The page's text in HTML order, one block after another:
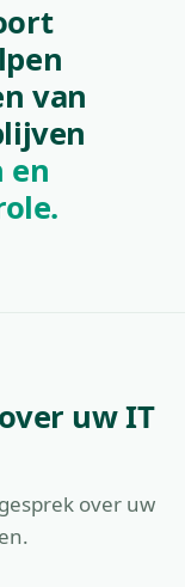
van
en
uw IT
over uw